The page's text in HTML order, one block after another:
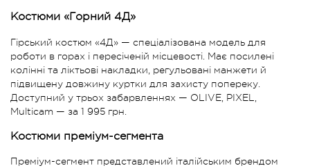
Костюми «Горний 4Д»
Гірський костюм «4Д» — спеціалізована модель для
роботи в горах і пересіченій місцевості. Має посилені
колінні та ліктьові накладки, регульовані манжети й
підвищену довжину куртки для захисту попереку.
Доступний у трьох забарвленнях — OLIVE, PIXEL,
Multicam — за 1 995 грн.
Костюми преміум-сегмента
Преміум-сегмент представлений італійським брендом